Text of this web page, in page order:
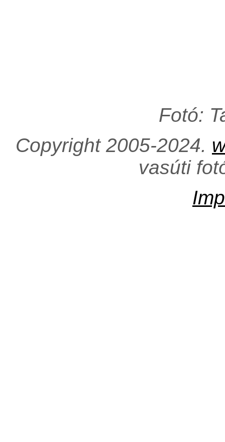
Fotó:
Copyright 2005-2024.
vasúti